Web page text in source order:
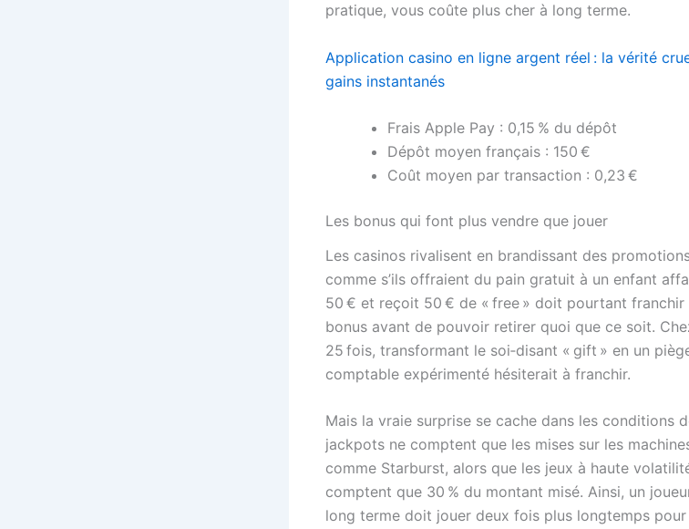
pratique, vous coûte plus cher à long terme.
Application casino en ligne argent réel : la vérité
gains instantanés
Frais Apple Pay : 0,15 % du dépôt
Dépôt moyen français : 150 €
Coût moyen par transaction : 0,23 €
Les bonus qui font plus vendre que jouer
Les casinos rivalisent en brandissant des
comme s’ils offraient du pain gratuit à un enfant
50 € et reçoit 50 € de « free » doit pourtant
bonus avant de pouvoir retirer quoi que ce soit.
25 fois, transformant le soi‑disant « gift » en un
comptable expérimenté hésiterait à franchir.
Mais la vraie surprise se cache dans les conditions
jackpots ne comptent que les mises sur les
comme Starburst, alors que les jeux à haute
comptent que 30 % du montant misé. Ainsi, un
long terme doit jouer deux fois plus longtemps